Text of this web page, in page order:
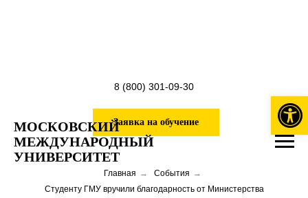
МОСКОВСКИЙ
МЕЖДУНАРОДНЫЙ
УНИВЕРСИТЕТ
8 (800) 301-09-30
Заявка на обучение
Главная → События →
Студенту ГМУ вручили благодарность от Министерства